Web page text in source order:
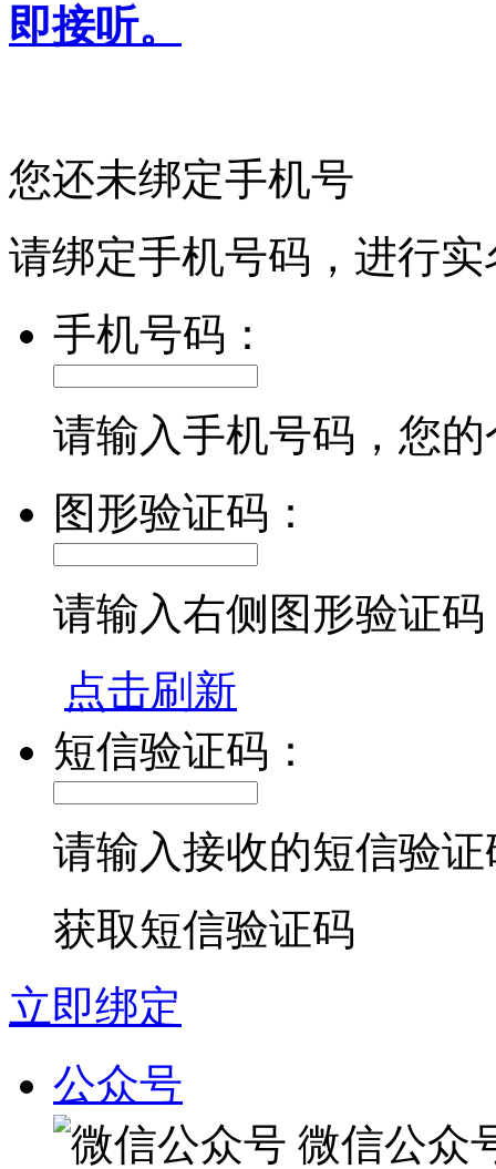
即接听。
您还未绑定手机号
请绑定手机号码，进行
手机号码：
请输入手机号码，您
图形验证码：
请输入右侧图形验证码
点击刷新
短信验证码：
请输入接收的短信验证
获取短信验证码
立即绑定
公众号
微信公众